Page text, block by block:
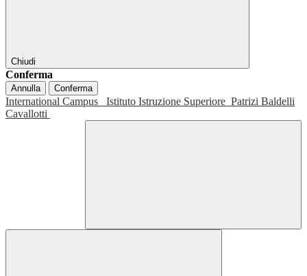
Chiudi
Conferma
Annulla Conferma
International Campus Istituto Istruzione Superiore Patrizi Baldelli
Cavallotti